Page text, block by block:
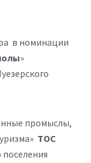
в номинации
»
промыслы,
ТОС
поселения